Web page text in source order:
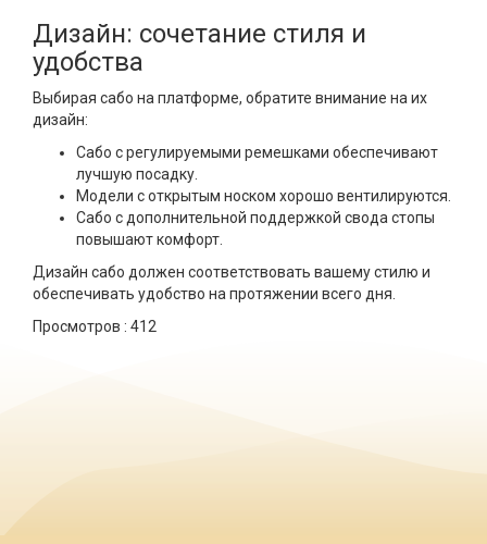
Дизайн: сочетание стиля и
удобства
Выбирая сабо на платформе, обратите внимание на их
дизайн:
Сабо с регулируемыми ремешками обеспечивают
лучшую посадку.
Модели с открытым носком хорошо вентилируются.
Сабо с дополнительной поддержкой свода стопы
повышают комфорт.
Дизайн сабо должен соответствовать вашему стилю и
обеспечивать удобство на протяжении всего дня.
Просмотров : 412